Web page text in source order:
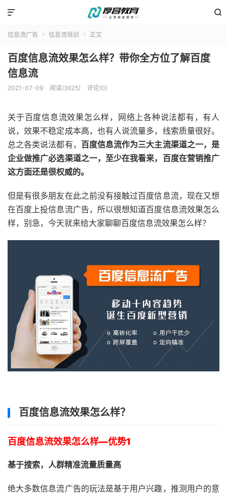


信息流广告  信息流培训  正文
百度信息流效果怎么样？带你全方位了解百度
信息流
2021-07-09 阅读(3625) 评论(0)
关于百度信息流效果怎么样，网络上各种说法都有，有人
说，效果不稳定成本高，也有人说流量多，线索质量很好。
总之各类说法都有， 百度信息流作为三大主流渠道之一，是
企业做推广必选渠道之一，至少在我看来，百度在营销推广
这方面还是很权威的。
但是有很多朋友在此之前没有接触过百度信息流，现在又想
在百度上投信息流广告，所以很想知道百度信息流效果怎么
样，别急，今天就来给大家聊聊百度信息流效果怎么样？
百度信息流效果怎么样？
百度信息流效果怎么样—优势1
基于搜索，人群精准流量质量高
绝大多数信息流广告的玩法是基于用户兴趣，推测用户的意